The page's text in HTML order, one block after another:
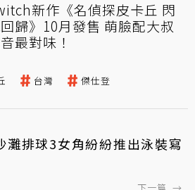
新作《名偵探皮卡丘 閃
歸》10月發售 萌臉配大叔
最對味！
台灣 傑仕登
灘排球3女角紛紛推出泳裝寫